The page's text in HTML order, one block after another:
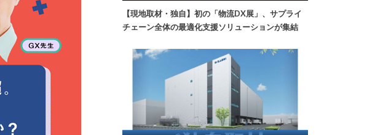
【現地取材・独自】初の「物流DX展」、サプライ
チェーン全体の最適化支援ソリューションが集結